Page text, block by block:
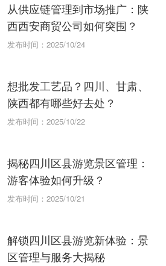
从供应链管理到市场推广：陕
西西安商贸公司如何突围？
发布时间：2025/10/24
想批发工艺品？四川、甘肃、
陕西都有哪些好去处？
发布时间：2025/10/22
揭秘四川区县游览景区管理：
游客体验如何升级？
发布时间：2025/10/21
解锁四川区县游览新体验：景
区管理与服务大揭秘